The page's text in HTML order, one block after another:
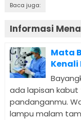
Baca juga:
Informasi
Mata
Kenali
ada lapisan
pandanganmu.
lampu malam